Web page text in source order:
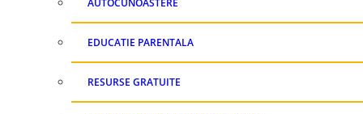
AUTOCUNOASTERE
EDUCATIE PARENTALA
RESURSE GRATUITE